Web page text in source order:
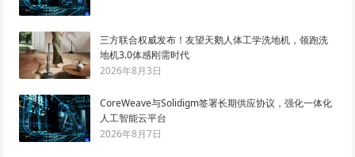
三方联合权威发布！友望天鹅人体工学洗地机，领跑洗
地机3.0体感刚需时代
2026年8月3日
CoreWeave与Solidigm签署长期供应协议，强化一体化
人工智能云平台
2026年8月7日